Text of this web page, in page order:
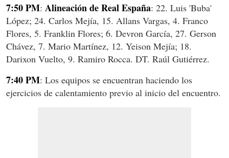
7:50 PM: Alineación de Real España: 22. Luis 'Buba'
López; 24. Carlos Mejía, 15. Allans Vargas, 4. Franco
Flores, 5. Franklin Flores; 6. Devron García, 27. Gerson
Chávez, 7. Mario Martínez, 12. Yeison Mejía; 18.
Darixon Vuelto, 9. Ramiro Rocca. DT. Raúl Gutiérrez.
7:40 PM: Los equipos se encuentran haciendo los
ejercicios de calentamiento previo al inicio del encuentro.